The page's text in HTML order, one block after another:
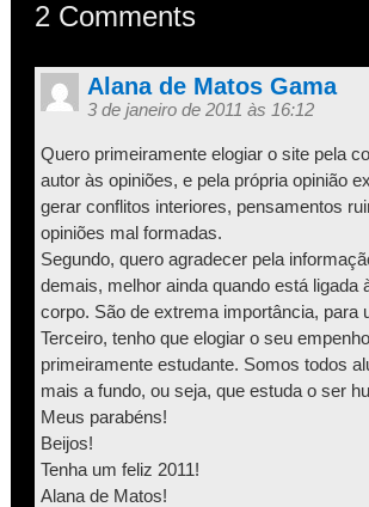
2 Comments
Alana de Matos Gama
3 de janeiro de 2011 às 16:12
Quero primeiramente elogiar o site pela
autor às opiniões, e pela própria opinião
gerar conflitos interiores, pensamentos
opiniões mal formadas.
Segundo, quero agradecer pela
demais, melhor ainda quando está ligada
corpo. São de extrema importância, para
Terceiro, tenho que elogiar o seu
primeiramente estudante. Somos todos
mais a fundo, ou seja, que estuda o ser
Meus parabéns!
Beijos!
Tenha um feliz 2011!
Alana de Matos!